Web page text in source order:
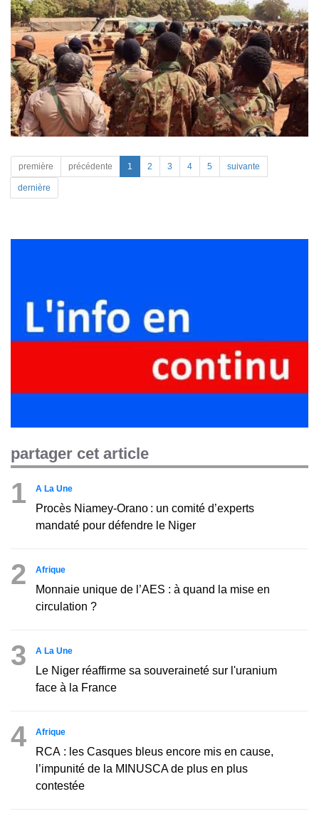
première précédente 1 2 3 4 5 suivante
dernière
partager cet article
1 A La Une
Procès Niamey-Orano : un comité d’experts
mandaté pour défendre le Niger
2 Afrique
Monnaie unique de l’AES : à quand la mise en
circulation ?
3 A La Une
Le Niger réaffirme sa souveraineté sur l'uranium
face à la France
4 Afrique
RCA : les Casques bleus encore mis en cause,
l’impunité de la MINUSCA de plus en plus
contestée